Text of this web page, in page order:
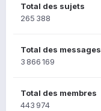
Total des sujets
265 388
Total des messages
3 866 169
Total des membres
443 974